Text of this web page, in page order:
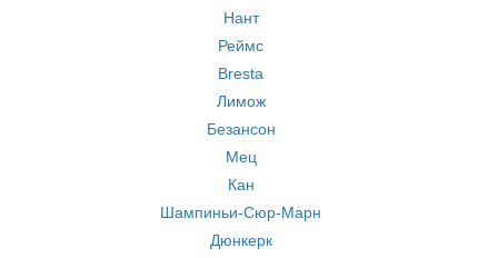
Нант
Реймс
Bresta
Лимож
Безансон
Мец
Кан
Шампиньи-Сюр-Марн
Дюнкерк